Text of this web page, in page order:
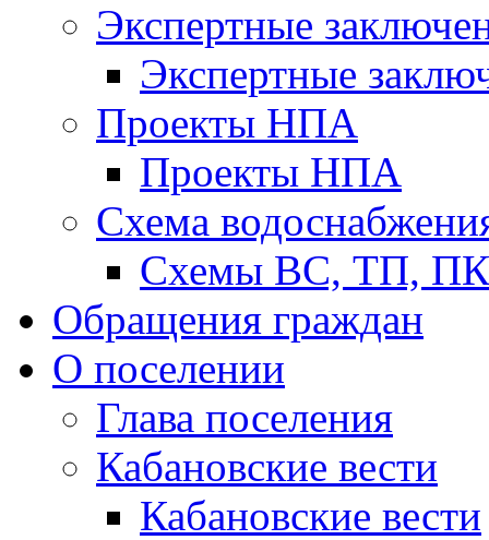
Экспертные
Экспертные
Проекты НПА
Проекты НПА
Схема
Схемы ВС, ТП,
Обращения граждан
О поселении
Глава поселения
Кабановские вести
Кабановские вести